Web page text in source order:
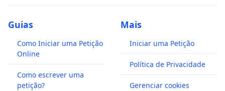
Guias
Como Iniciar uma Petição
Online
Como escrever uma
petição?
Mais
Iniciar uma Petição
Política de Privacidade
Gerenciar cookies